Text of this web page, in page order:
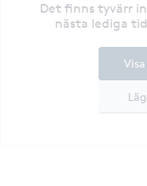
Det finns tyvärr
nästa lediga